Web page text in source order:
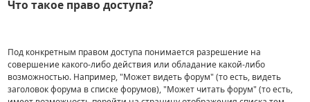
Что такое право доступа?
Под конкретным правом доступа понимается разрешение на
совершение какого-либо действия или обладание какой-либо
возможностью. Например, "Может видеть форум" (то есть, видеть
заголовок форума в списке форумов), "Может читать форум" (то есть,